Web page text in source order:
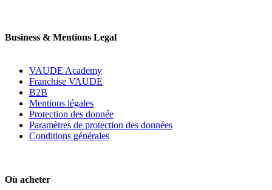
Business & Mentions Legal
VAUDE Academy
Franchise VAUDE
B2B
Mentions légales
Protection des donnée
Paramètres de protection des données
Conditions générales
Où acheter